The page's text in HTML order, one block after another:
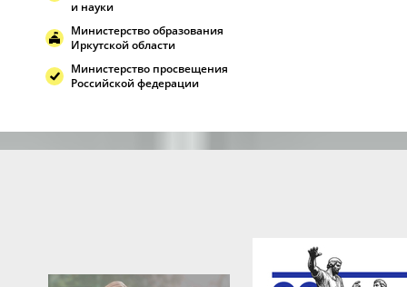
и науки
Министерство образования
Иркутской области
Министерство просвещения
Российской федерации